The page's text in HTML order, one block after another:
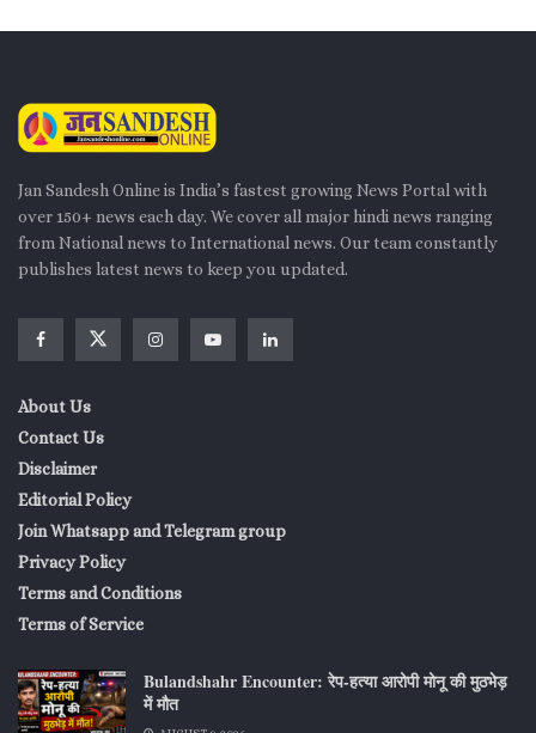
Jan Sandesh Online is India’s fastest growing News Portal with
over 150+ news each day. We cover all major hindi news ranging
from National news to International news. Our team constantly
publishes latest news to keep you updated.
About Us
Contact Us
Disclaimer
Editorial Policy
Join Whatsapp and Telegram group
Privacy Policy
Terms and Conditions
Terms of Service
Bulandshahr Encounter: रेप-हत्या आरोपी मोनू की मुठभेड़
में मौत